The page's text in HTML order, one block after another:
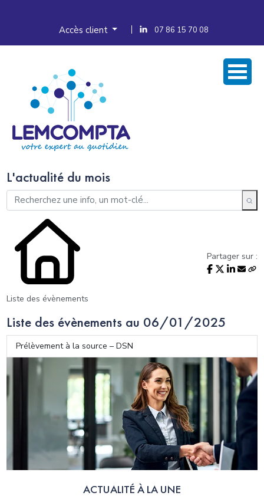
Accès client 07 86 15 70 08
L'actualité du mois
Liste des évènements
Partager sur :
Liste des évènements au 06/01/2025
Prélèvement à la source – DSN
ACTUALITÉ À LA UNE